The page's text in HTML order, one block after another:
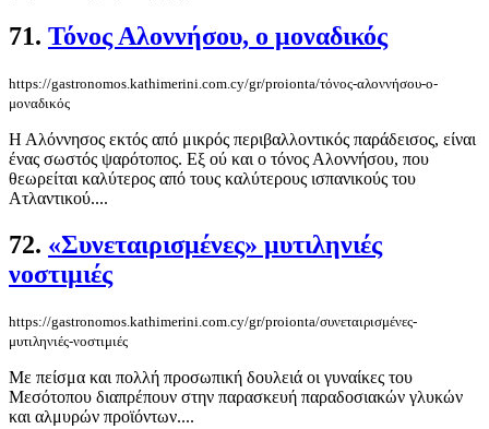
71. Τόνος Αλοννήσου, ο μοναδικός
https://gastronomos.kathimerini.com.cy/gr/proionta/τόνος-αλοννήσου-ο-
μοναδικός
Η Αλόννησος εκτός από μικρός περιβαλλοντικός παράδεισος, είναι
ένας σωστός ψαρότοπος. Εξ ού και ο τόνος Αλοννήσου, που
θεωρείται καλύτερος από τους καλύτερους ισπανικούς του
Ατλαντικού....
72. «Συνεταιρισμένες» μυτιληνιές
νοστιμιές
https://gastronomos.kathimerini.com.cy/gr/proionta/συνεταιρισμένες-
μυτιληνιές-νοστιμιές
Με πείσμα και πολλή προσωπική δουλειά οι γυναίκες του
Μεσότοπου διαπρέπουν στην παρασκευή παραδοσιακών γλυκών
και αλμυρών προϊόντων....